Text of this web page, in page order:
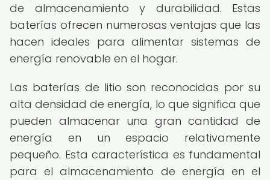
de almacenamiento y durabilidad. Estas
baterías ofrecen numerosas ventajas que las
hacen ideales para alimentar sistemas de
energía renovable en el hogar.
Las baterías de litio son reconocidas por su
alta densidad de energía, lo que significa que
pueden almacenar una gran cantidad de
energía en un espacio relativamente
pequeño. Esta característica es fundamental
para el almacenamiento de energía en el